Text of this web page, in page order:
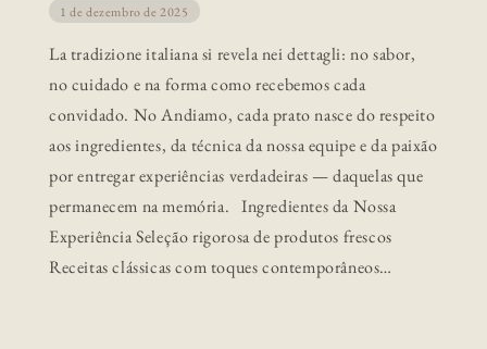
1 de dezembro de 2025
La tradizione italiana si revela nei dettagli: no sabor,
no cuidado e na forma como recebemos cada
convidado. No Andiamo, cada prato nasce do respeito
aos ingredientes, da técnica da nossa equipe e da paixão
por entregar experiências verdadeiras — daquelas que
permanecem na memória. Ingredientes da Nossa
Experiência Seleção rigorosa de produtos frescos
Receitas clássicas com toques contemporâneos…